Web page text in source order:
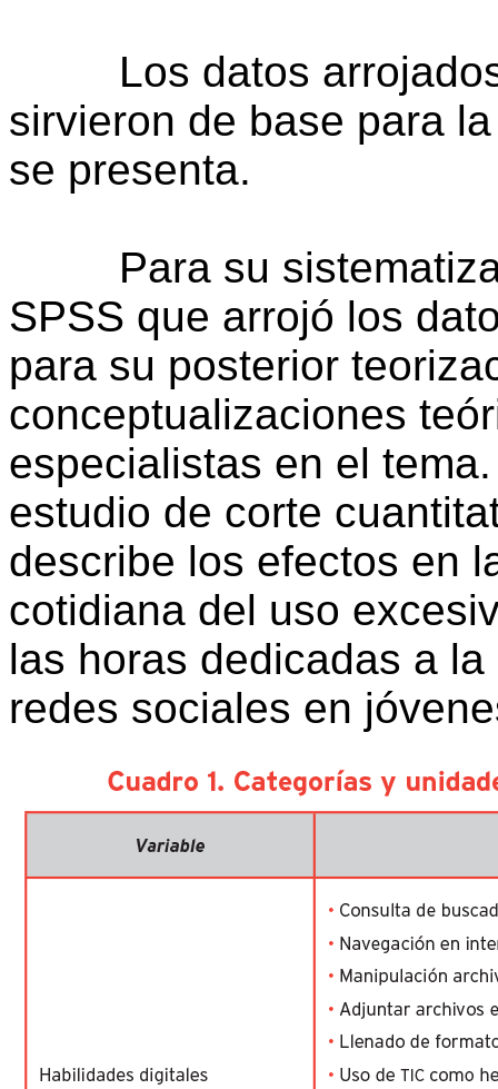
Los datos arrojados
sirvieron de base para
se presenta.
Para su
SPSS que arrojó los
para su posterior
conceptualizaciones
especialistas en el
estudio de corte
describe los efectos en
cotidiana del uso
las horas dedicadas a
redes sociales en